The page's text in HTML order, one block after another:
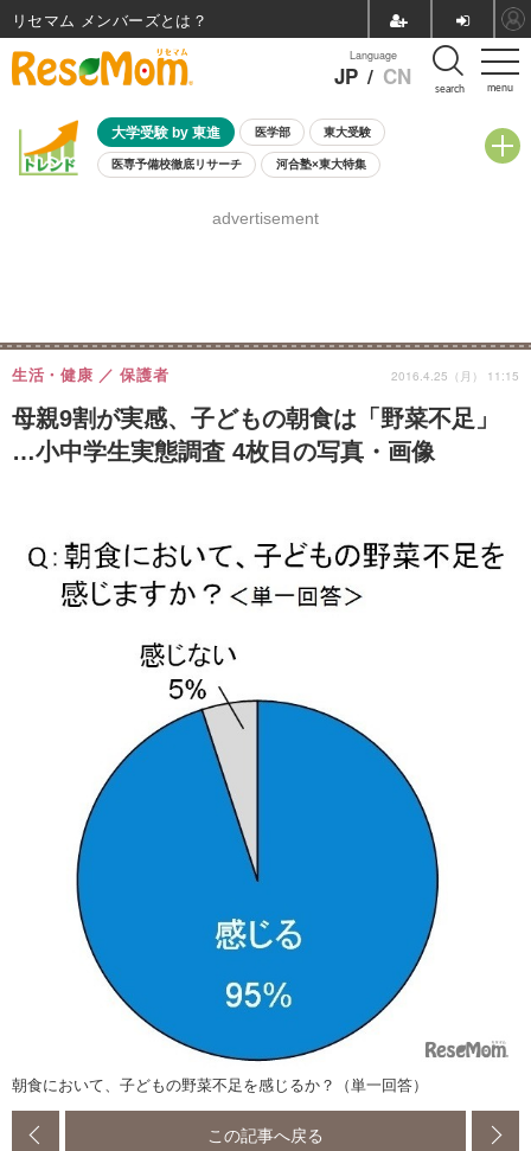
menu
Language
JP / CN search
大学受験 by 東進 医学部 東大受験
医専予備校徹底リサーチ 河合塾×東大特集
8月開催学校説明会・相談会
advertisement
母親9割が実感、子どもの朝食は「野菜不足」
…小中学生実態調査 4枚目の写真・画像
生活・健康 保護者 2016.4.25（月） 11:15
朝食において、子どもの野菜不足を感じるか？（単一回答）
この記事へ戻る
リセマム メンバーズ